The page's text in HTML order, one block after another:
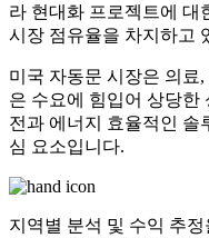
라 현대화 프로젝트에 대
시장 점유율을 차지하고
미국 자동문 시장은 의료
은 수요에 힘입어 상당한
전과 에너지 효율적인 솔
심 요소입니다.
지역별 분석 및 수익 추정